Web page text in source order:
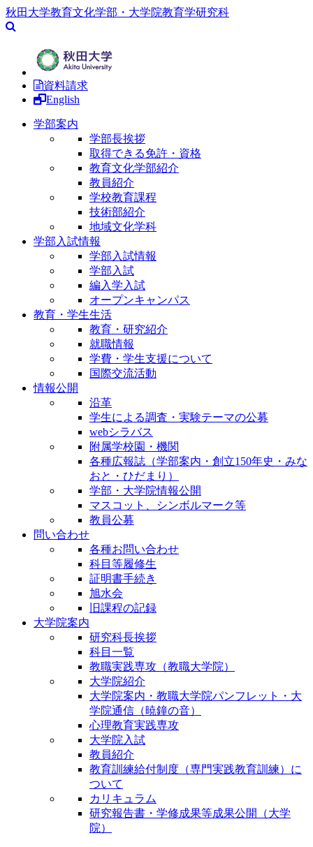
秋田大学教育文化学部・大学院教育学研究科
資料請求
English
学部案内
学部長挨拶
取得できる免許・資格
教育文化学部紹介
教員紹介
学校教育課程
技術部紹介
地域文化学科
学部入試情報
学部入試情報
学部入試
編入学入試
オープンキャンパス
教育・学生生活
教育・研究紹介
就職情報
学費・学生支援について
国際交流活動
情報公開
沿革
学生による調査・実験テーマの公募
webシラバス
附属学校園・機関
各種広報誌（学部案内・創立150年史・みな
おと・ひだまり）
学部・大学院情報公開
マスコット、シンボルマーク等
教員公募
問い合わせ
各種お問い合わせ
科目等履修生
証明書手続き
旭水会
旧課程の記録
大学院案内
研究科長挨拶
科目一覧
教職実践専攻（教職大学院）
大学院紹介
大学院案内・教職大学院パンフレット・大
学院通信（暁鐘の音）
心理教育実践専攻
大学院入試
教員紹介
教育訓練給付制度（専門実践教育訓練）に
ついて
カリキュラム
研究報告書・学修成果等成果公開（大学
院）